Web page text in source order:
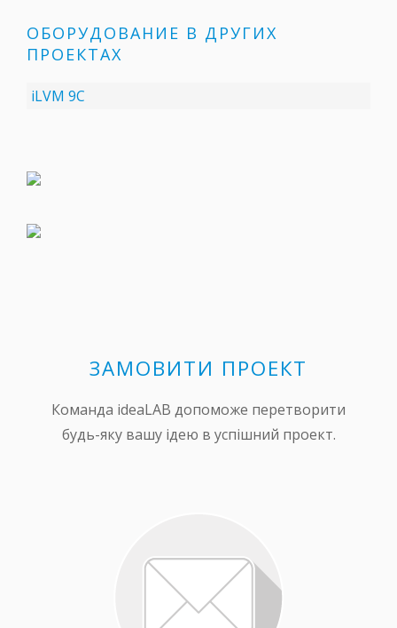
ОБОРУДОВАНИЕ В ДРУГИХ
ПРОЕКТАХ
iLVM 9C
ЗАМОВИТИ ПРОЕКТ
Команда ideaLAB допоможе перетворити
будь-яку вашу ідею в успішний проект.